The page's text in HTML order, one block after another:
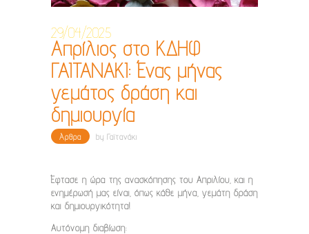
29/04/2025
Απρίλιος στο ΚΔΗΦ
ΓΑΙΤΑΝΑΚΙ: Ένας μήνας
γεμάτος δράση και
δημιουργία
Άρθρα by Γαϊτανάκι
Έφτασε η ώρα της ανασκόπησης του Απριλίου, και η
ενημέρωσή μας είναι, όπως κάθε μήνα, γεμάτη δράση
και δημιουργικότητα!
Αυτόνομη διαβίωση: